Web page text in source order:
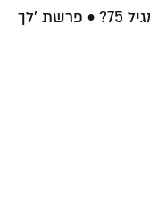
למה התורה מספרת על אברהם רק מגיל 75? • פרשת 'לך